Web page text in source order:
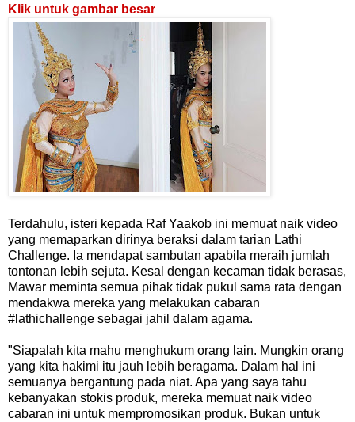
Klik untuk gambar besar
Terdahulu, isteri kepada Raf Yaakob ini memuat naik video
yang memaparkan dirinya beraksi dalam tarian Lathi
Challenge. Ia mendapat sambutan apabila meraih jumlah
tontonan lebih sejuta. Kesal dengan kecaman tidak berasas,
Mawar meminta semua pihak tidak pukul sama rata dengan
mendakwa mereka yang melakukan cabaran
#lathichallenge sebagai jahil dalam agama.
"Siapalah kita mahu menghukum orang lain. Mungkin orang
yang kita hakimi itu jauh lebih beragama. Dalam hal ini
semuanya bergantung pada niat. Apa yang saya tahu
kebanyakan stokis produk, mereka memuat naik video
cabaran ini untuk mempromosikan produk. Bukan untuk